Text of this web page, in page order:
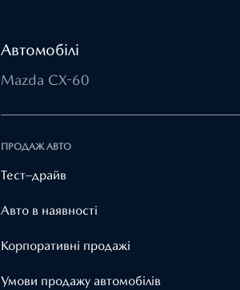
Автомобілі
Mazda CX-60
ПРОДАЖ АВТО
Тест–драйв
Авто в наявності
Корпоративні продажі
Умови продажу автомобілів